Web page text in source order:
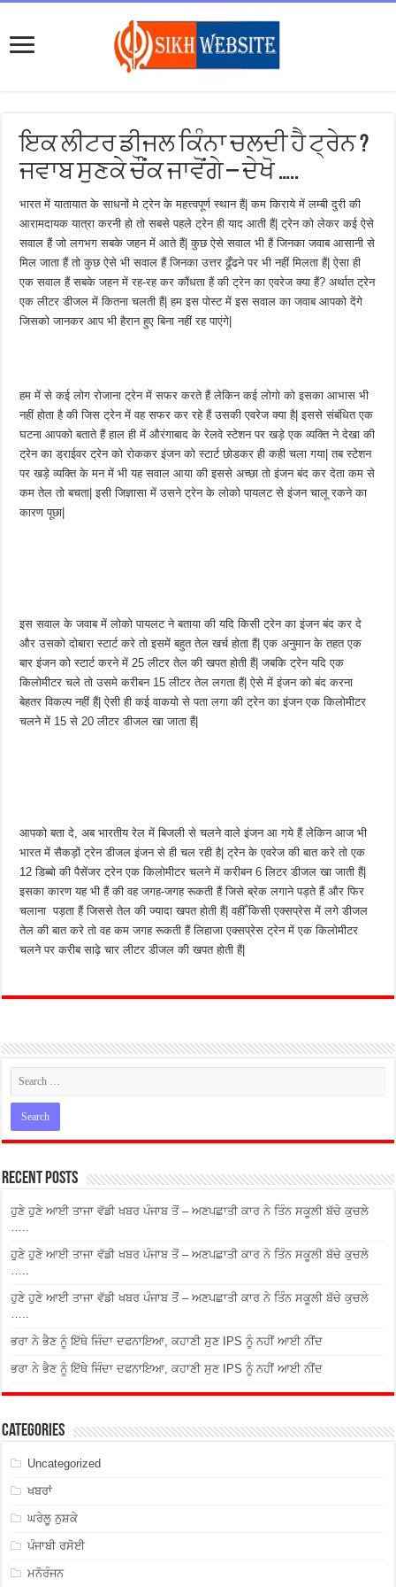
ਇਕ ਲੀਟਰ ਡੀਜਲ ਕਿੰਨਾ ਚਲਦੀ ਹੈ ਟ੍ਰੇਨ ?
ਜਵਾਬ ਸੁਣਕੇ ਚੌਂਕ ਜਾਵੋਂਗੇ – ਦੇਖੋ …..
भारत में यातायात के साधनों मे ट्रेन के महत्त्वपूर्ण स्थान हैं| कम किराये में लम्बी दुरी की
आरामदायक यात्रा करनी हो तो सबसे पहले ट्रेन ही याद आती हैं| ट्रेन को लेकर कई ऐसे
सवाल हैं जो लगभग सबके जहन में आते हैं| कुछ ऐसे सवाल भी हैं जिनका जवाब आसानी से
मिल जाता हैं तो कुछ ऐसे भी सवाल हैं जिनका उत्तर ढूँढने पर भी नहीं मिलता हैं| ऐसा ही
एक सवाल हैं सबके जहन में रह-रह कर कौंधता हैं की ट्रेन का एवरेज क्या हैं? अर्थात ट्रेन
एक लीटर डीजल में कितना चलती हैं| हम इस पोस्ट में इस सवाल का जवाब आपको देंगे
जिसको जानकर आप भी हैरान हुए बिना नहीं रह पाएंगे|
हम में से कई लोग रोजाना ट्रेन में सफर करते हैं लेकिन कई लोगो को इसका आभास भी
नहीं होता है की जिस ट्रेन में वह सफर कर रहे हैं उसकी एवरेज क्या है| इससे संबंधित एक
घटना आपको बताते हैं हाल ही में औरंगाबाद के रेलवे स्टेशन पर खड़े एक व्यक्ति ने देखा की
ट्रेन का ड्राईवर ट्रेन को रोककर इंजन को स्टार्ट छोडकर ही कही चला गया| तब स्टेशन
पर खड़े व्यक्ति के मन में भी यह सवाल आया की इससे अच्छा तो इंजन बंद कर देता कम से
कम तेल तो बचता| इसी जिज्ञासा में उसने ट्रेन के लोको पायलट से इंजन चालू रकने का
कारण पूछा|
इस सवाल के जवाब में लोको पायलट ने बताया की यदि किसी ट्रेन का इंजन बंद कर दे
और उसको दोबारा स्टार्ट करे तो इसमें बहुत तेल खर्च होता हैं| एक अनुमान के तहत एक
बार इंजन को स्टार्ट करने में 25 लीटर तेल की खपत होती हैं| जबकि ट्रेन यदि एक
किलोमीटर चले तो उसमे करीबन 15 लीटर तेल लगता हैं| ऐसे में इंजन को बंद करना
बेहतर विकल्प नहीं हैं| ऐसी ही कई वाकयो से पता लगा की ट्रेन का इंजन एक किलोमीटर
चलने में 15 से 20 लीटर डीजल खा जाता हैं|
आपको बता दे, अब भारतीय रेल में बिजली से चलने वाले इंजन आ गये हैं लेकिन आज भी
भारत में सैकड़ों ट्रेन डीजल इंजन से ही चल रही है| ट्रेन के एवरेज की बात करे तो एक
12 डिब्बो की पैसेंजर ट्रेन एक किलोमीटर चलने में करीबन 6 लिटर डीजल खा जाती हैं|
इसका कारण यह भी हैं की वह जगह-जगह रूकती हैं जिसे ब्रेक लगाने पड़ते हैं और फिर
चलाना पड़ता हैं जिससे तेल की ज्यादा खपत होती हैं| वहीँ किसी एक्सप्रेस में लगे डीजल
तेल की बात करे तो वह कम जगह रूकती हैं लिहाजा एक्सप्रेस ट्रेन में एक किलोमीटर
चलने पर करीब साढ़े चार लीटर डीजल की खपत होती हैं|
Recent Posts
ਹੁਣੇ ਹੁਣੇ ਆਈ ਤਾਜਾ ਵੱਡੀ ਖਬਰ ਪੰਜਾਬ ਤੋਂ – ਅਣਪਛਾਤੀ ਕਾਰ ਨੇ ਤਿੰਨ ਸਕੂਲੀ ਬੱਚੇ ਕੁਚਲੇ
…..
ਹੁਣੇ ਹੁਣੇ ਆਈ ਤਾਜਾ ਵੱਡੀ ਖਬਰ ਪੰਜਾਬ ਤੋਂ – ਅਣਪਛਾਤੀ ਕਾਰ ਨੇ ਤਿੰਨ ਸਕੂਲੀ ਬੱਚੇ ਕੁਚਲੇ
…..
ਹੁਣੇ ਹੁਣੇ ਆਈ ਤਾਜਾ ਵੱਡੀ ਖਬਰ ਪੰਜਾਬ ਤੋਂ – ਅਣਪਛਾਤੀ ਕਾਰ ਨੇ ਤਿੰਨ ਸਕੂਲੀ ਬੱਚੇ ਕੁਚਲੇ
…..
ਭਰਾ ਨੇ ਭੈਣ ਨੂੰ ਇੱਥੇ ਜਿੰਦਾ ਦਫਨਾਇਆ, ਕਹਾਣੀ ਸੁਣ IPS ਨੂੰ ਨਹੀਂ ਆਈ ਨੀਂਦ
ਭਰਾ ਨੇ ਭੈਣ ਨੂੰ ਇੱਥੇ ਜਿੰਦਾ ਦਫਨਾਇਆ, ਕਹਾਣੀ ਸੁਣ IPS ਨੂੰ ਨਹੀਂ ਆਈ ਨੀਂਦ
Categories
Uncategorized
ਖਬਰਾਂ
ਘਰੇਲੂ ਨੁਸ਼ਕੇ
ਪੰਜਾਬੀ ਰਸੋਈ
ਮਨੋਰੰਜਨ